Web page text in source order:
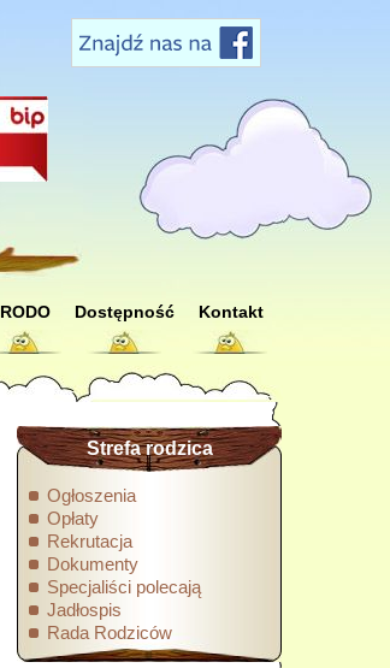
RODO Dostępność Kontakt
Strefa rodzica
Ogłoszenia
Opłaty
Rekrutacja
Dokumenty
Specjaliści polecają
Jadłospis
Rada Rodziców